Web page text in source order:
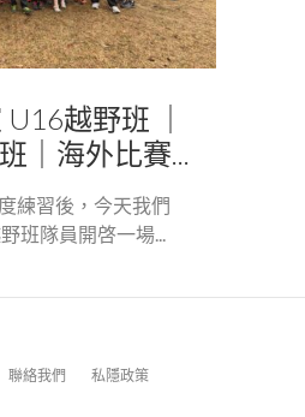
越野班 ｜
｜海外比賽...
練習後，今天我們
班隊員開啓一場...
聯絡我們 私隱政策